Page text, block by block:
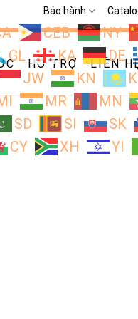
Bảo hành
CEB NY
GL KA DE
JW KN
MR MN
SD SI SK
CY XH YI
HỖ TRỢ LIÊN